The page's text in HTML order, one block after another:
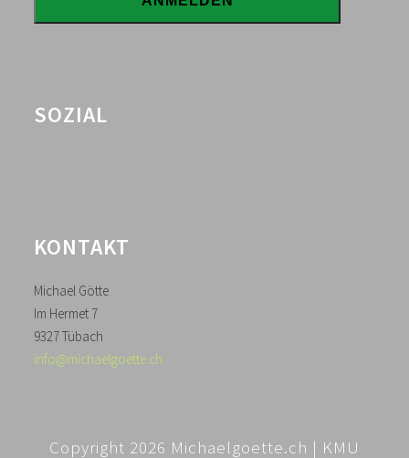
SOZIAL
KONTAKT
Michael Götte
Im Hermet 7
9327 Tübach
info@michaelgoette.ch
Copyright 2026 Michaelgoette.ch | KMU